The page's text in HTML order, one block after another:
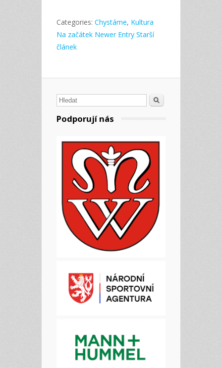
Categories: Chystáme, Kultura
Na začátek Newer Entry Starší
článek
Hledat
Podporují nás